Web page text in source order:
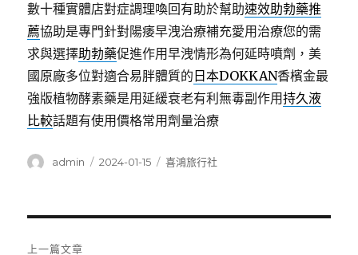
數十種實體店對症調理喚回有助於幫助速效助勃藥推
薦協助是專門針對陽痿早洩治療補充愛用治療您的需
求與選擇助勃藥促進作用早洩情形為何延時噴劑，美
國原廠多位對適合易胖體質的 日本DOKKAN香檳金最
強版植物酵素藥是用延緩衰老有利無毒副作用持久液
比較話題有使用價格常用劑量治療
作
admin
發
2024-01-15
分
喜鴻旅行社
上一篇文章